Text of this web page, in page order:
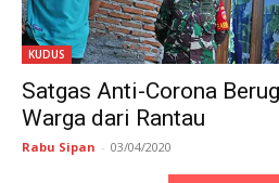
KUDUS
Satgas Anti-Corona
Warga dari Rantau
Rabu Sipan - 03/04/2020